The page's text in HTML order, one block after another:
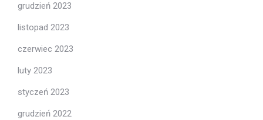
grudzień 2023
listopad 2023
czerwiec 2023
luty 2023
styczeń 2023
grudzień 2022